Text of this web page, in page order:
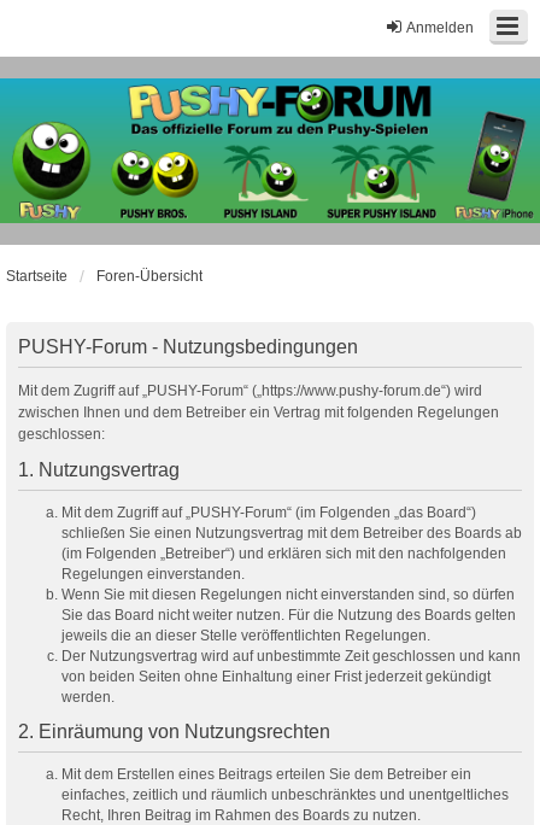
Anmelden
Startseite Foren-Übersicht
PUSHY-Forum - Nutzungsbedingungen
Mit dem Zugriff auf „PUSHY-Forum“ („https://www.pushy-forum.de“) wird
zwischen Ihnen und dem Betreiber ein Vertrag mit folgenden Regelungen
geschlossen:
1. Nutzungsvertrag
Mit dem Zugriff auf „PUSHY-Forum“ (im Folgenden „das Board“)
schließen Sie einen Nutzungsvertrag mit dem Betreiber des Boards ab
(im Folgenden „Betreiber“) und erklären sich mit den nachfolgenden
Regelungen einverstanden.
Wenn Sie mit diesen Regelungen nicht einverstanden sind, so dürfen
Sie das Board nicht weiter nutzen. Für die Nutzung des Boards gelten
jeweils die an dieser Stelle veröffentlichten Regelungen.
Der Nutzungsvertrag wird auf unbestimmte Zeit geschlossen und kann
von beiden Seiten ohne Einhaltung einer Frist jederzeit gekündigt
werden.
2. Einräumung von Nutzungsrechten
Mit dem Erstellen eines Beitrags erteilen Sie dem Betreiber ein
einfaches, zeitlich und räumlich unbeschränktes und unentgeltliches
Recht, Ihren Beitrag im Rahmen des Boards zu nutzen.